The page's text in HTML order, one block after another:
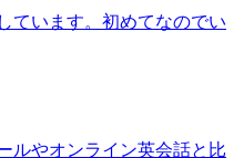
ています。初めてなのでい
ルやオンライン英会話と比